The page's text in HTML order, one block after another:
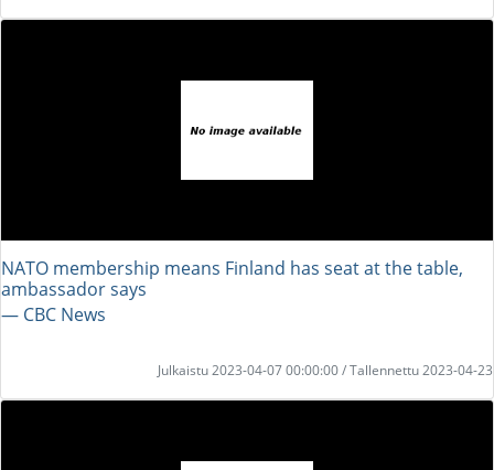
NATO membership means Finland has seat at the table,
ambassador says
― CBC News
Julkaistu 2023-04-07 00:00:00 / Tallennettu 2023-04-23